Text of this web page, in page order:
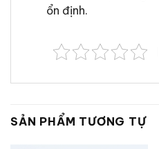
ổn định.
SẢN PHẨM TƯƠNG TỰ